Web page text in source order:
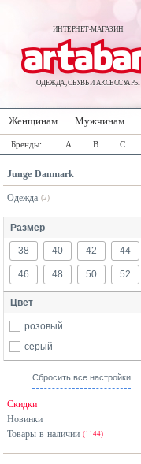
ИНТЕРНЕТ-МАГАЗИН
ОДЕЖДА, ОБУВЬ И АКСЕССУАРЫ
Женщинам Мужчинам
Бренды: A B C
Junge Danmark
Одежда (2)
Размер
38 40 42 44
46 48 50 52
Цвет
розовый
серый
Сбросить все настройки
Скидки
Новинки
Товары в наличии (1144)